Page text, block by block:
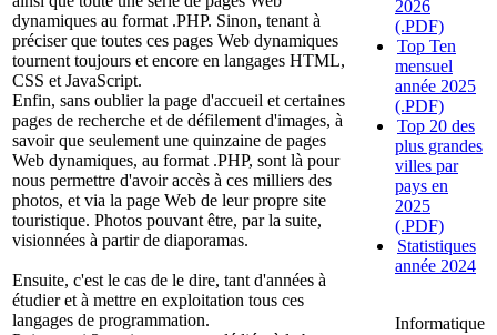
dynamiques au format .PHP. Sinon, tenant à
préciser que toutes ces pages Web dynamiques
tournent toujours et encore en langages HTML,
CSS et JavaScript.
Enfin, sans oublier la page d'accueil et certaines
pages de recherche et de défilement d'images, à
savoir que seulement une quinzaine de pages
Web dynamiques, au format .PHP, sont là pour
nous permettre d'avoir accès à ces milliers des
photos, et via la page Web de leur propre site
touristique. Photos pouvant être, par la suite,
visionnées à partir de diaporamas.
Ensuite, c'est le cas de le dire, tant d'années à
étudier et à mettre en exploitation tous ces
langages de programmation.
2026
(.PDF)
Top Ten
mensuel
année 2025
(.PDF)
Top 20 des
plus grandes
villes par
pays en
2025
(.PDF)
Statistiques
année 2024
Informatique